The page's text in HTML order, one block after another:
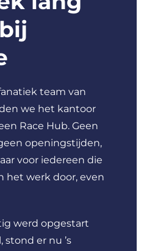
team van
we het kantoor
Race Hub. Geen
openingstijden,
voor iedereen die
het werk door, even
werd opgestart
er nu ’s